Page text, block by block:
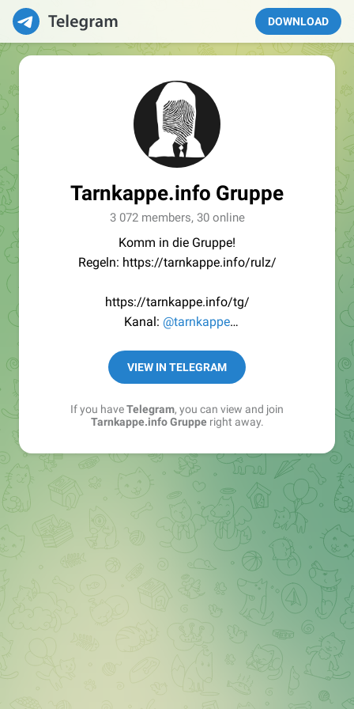
DOWNLOAD
Tarnkappe.info Gruppe
3 072 members, 30 online
Komm in die Gruppe!
Regeln: https://tarnkappe.info/rulz/
https://tarnkappe.info/tg/
Kanal: @tarnkappe
Best of:@bestoftarnkappe
Kochen: https://t.me/+WSW5F1VcmhliMjk6
VIEW IN TELEGRAM
If you haveTelegram, you can view and join
Tarnkappe.info Grupperight away.